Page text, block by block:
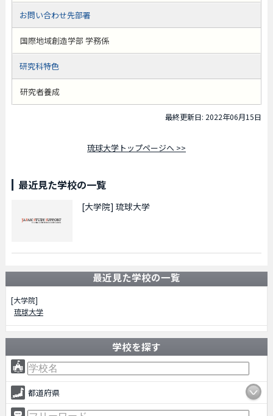
お問い合わせ先部署
国際地域創造学部 学務係
研究科特色
研究者養成
最終更新日: 2022年06月15日
琉球大学トップページへ >>
最近見た学校の一覧
[大学院] 琉球大学
最近見た学校の一覧
[大学院]
琉球大学
学校を探す
都道府県